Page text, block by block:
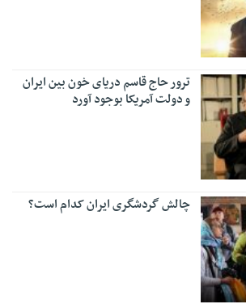
ترور حاج قاسم دریای خون بین ایران
و دولت آمریکا بوجود آورد
چالش گردشگری ایران کدام است؟